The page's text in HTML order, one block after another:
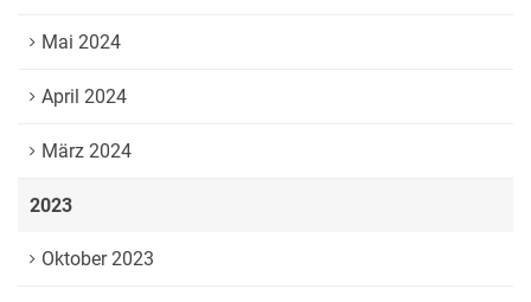
Mai 2024
April 2024
März 2024
2023
Oktober 2023